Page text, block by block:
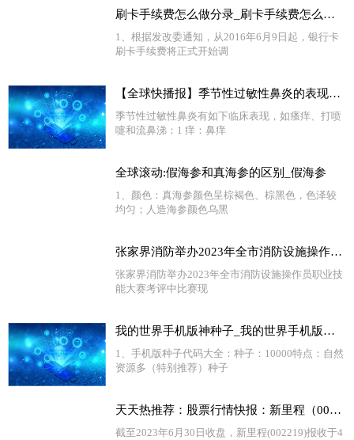
刷卡手续费怎么做分录_刷卡手续费怎么算|环球热闻
1、根据发改委通知，从2016年6月9日起，银行卡
刷卡手续费将正式开始调
【全球快播报】季节性过敏性鼻炎的表现有哪些_季节性过敏性鼻炎的表现
季节性过敏性鼻炎有如下临床表现，如瘙痒、打喷
嚏和流鼻涕：1 痒：鼻痒
全球滚动:假海参和真海参的区别_假海参
1、颜色：真海参颜色呈棕褐色、棕黑色，色泽较
均匀；人造海参颜色乌黑
张家界消防举办2023年全市消防设施操作员职业技能大赛 天天视点
张家界消防举办2023年全市消防设施操作员职业技
能大赛考评中比赛现
我的世界手机版神种子_我的世界手机版种子 天天短讯
1、手机版种子代码大全：种子：10000特点：自然
资源多（特别推荐）种子
天天热推荐：股票行情快报：新里程（002219）6月30日主力资金净卖出670.50万元
截至2023年6月30日收盘，新里程(002219)报收于4